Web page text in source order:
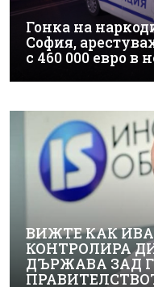
Гонка на
София,
с 460 000 евро в
ВИЖТЕ КАК
КОНТРОЛИРА
ДЪРЖАВА ЗАД